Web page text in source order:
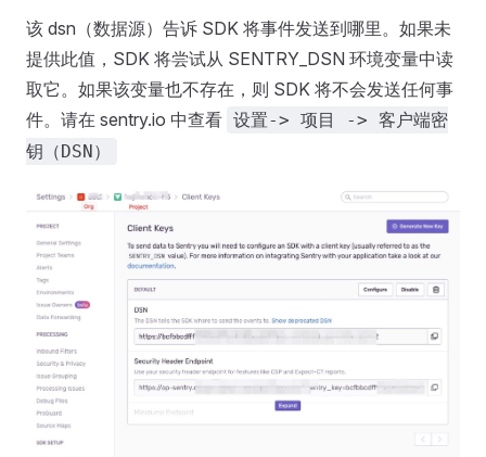
该 dsn（数据源）告诉 SDK 将事件发送到哪里。如果未
提供此值，SDK 将尝试从 SENTRY_DSN 环境变量中读
取它。如果该变量也不存在，则 SDK 将不会发送任何事
件。请在 sentry.io 中查看 设置-> 项目 -> 客户端密
钥（DSN）